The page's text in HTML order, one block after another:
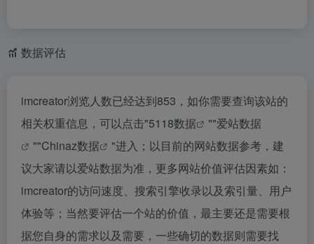
数据评估
imcreator浏览人数已经达到853，如你需要查询该站的
相关权重信息，可以点击"5118数据 ""爱站数据
""Chinaz数据
"进入；以目前的网站数据参考，建
议大家请以爱站数据为准，更多网站价值评估因素如：
imcreator的访问速度、搜索引擎收录以及索引量、用户
体验等；当然要评估一个站的价值，最主要还是需要根
据您自身的需求以及需要，一些确切的数据则需要找